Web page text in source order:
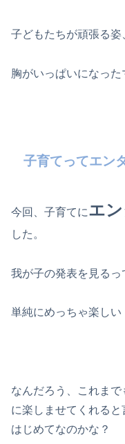
子どもたちが頑張る姿
胸がいっぱいになった
子育てってエン
今回、子育てにエ
した。
我が子の発表を見るっ
単純にめっちゃ楽しい
なんだろう、これま
に楽しませてくれる
はじめてなのかな？